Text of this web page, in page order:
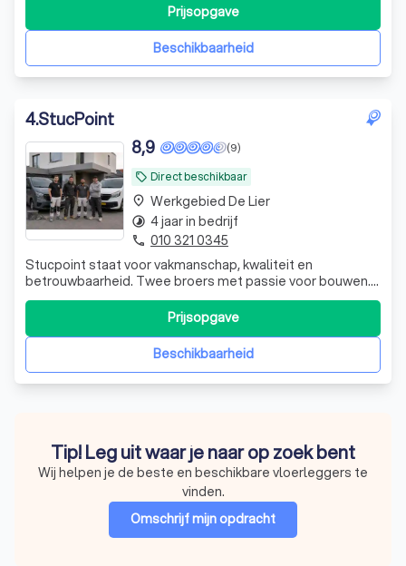
Beschikbaarheid
Prijsopgave
4.StucPoint
local_offer Direct beschikbaar
(9)
8,9
Stucpoint staat voor vakmanschap, kwaliteit en
betrouwbaarheid. Twee broers met passie voor bouwen.
Strak stucwerk, exclusieve afwerkingen en duurzame
vloeren. Perfect uitgevoerd én met garantie.
Beschikbaarheid
Prijsopgave
place Werkgebied De Lier
timelapse 4 jaar in bedrijf
phone 010 321 0345
Tip! Leg uit waar je naar op zoek bent
Wij helpen je de beste en beschikbare vloerleggers te
vinden.
Omschrijf mijn opdracht